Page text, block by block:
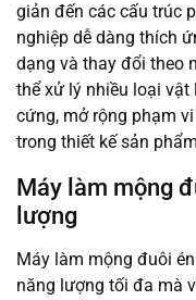
giản đến các cấu trúc
nghiệp dễ dàng thích
dạng và thay đổi theo
thể xử lý nhiều loại vật
cứng, mở rộng phạm
trong thiết kế sản
Máy làm mộng
lượng
Máy làm mộng đuôi
năng lượng tối đa mà